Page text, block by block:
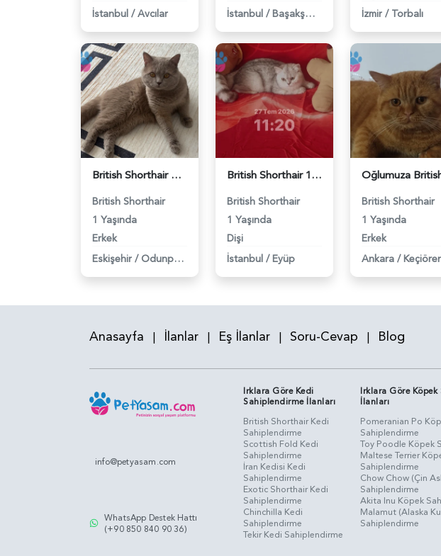
İstanbul / Avcılar
İstanbul / Başakşehir
İzmir / Torbalı
British Shorthair Oğlumuza eş arıyoruz - 118984638
British Shorthair
1 Yaşında
Erkek
Eskişehir / Odunpazarı
British Shorthair 11 Aylık Kızım Eş Arıyor - 118984640
British Shorthair
1 Yaşında
Dişi
İstanbul / Eyüp
British Shorthair
1 Yaşında
Erkek
Ankara /
Anasayfa | İlanlar | Eş İlanlar | Soru-Cevap | Blog
info@petyasam.com
WhatsApp Destek Hattı
(+90 850 840 90 36)
Irklara Göre Kedi
Sahiplendirme İlanları
British Shorthair Kedi
Sahiplendirme
Scottish Fold Kedi
Sahiplendirme
İran Kedisi Kedi
Sahiplendirme
Exotic Shorthair Kedi
Sahiplendirme
Chinchilla Kedi
Sahiplendirme
Tekir Kedi Sahiplendirme
Irklara Göre
İlanları
Pomeranian Po
Sahiplendirme
Toy Poodle Köpek
Maltese Terrier
Sahiplendirme
Chow Chow (Çin
Sahiplendirme
Akita Inu Köpek
Malamut (Alaska
Sahiplendirme